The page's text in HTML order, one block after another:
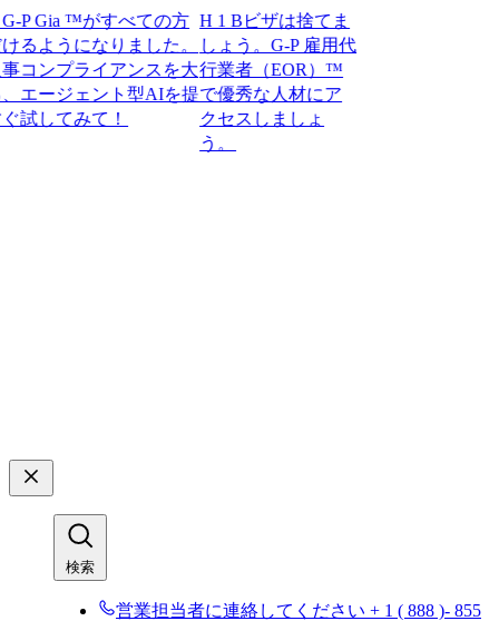
™がすべての方
うになりました。
プライアンスを大
ジェント型AIを提
してみて！​​
H 1 Bビザは捨てま
しょう。G-P 雇用代
行業者（EOR）™
で優秀な人材にア
クセスしましょ
う。​​
検索​​
営業担当者に連絡してください + 1 ( 888 )- 855